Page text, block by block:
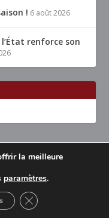
! 6 août 2026
l’État renforce son
parWordPress
Mentions légales
la meilleure
paramètres.
CLOSE GDPR